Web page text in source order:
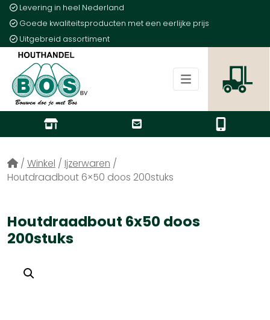
Levering in heel Nederland
Goede kwaliteitsproducten met een eerlijke prijs
Uitgebreid assortiment
/ Winkel / Ijzerwaren /
Houtdraadbout 6×50 doos 200stuks
Houtdraadbout 6x50 doos
200stuks